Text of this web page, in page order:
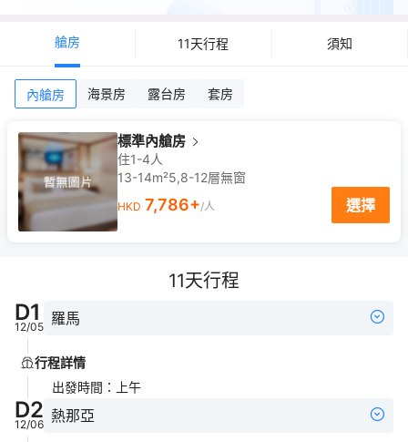
艙房 11天行程 須知
內艙房 海景房 露台房 套房
標準內艙房
住1-4人
13-14m²5,8-12層無窗
HKD 7,786+/人 選擇
11天行程
D1
12/05 羅馬
行程詳情
出發時間 ： 上午
D2
12/06 熱那亞